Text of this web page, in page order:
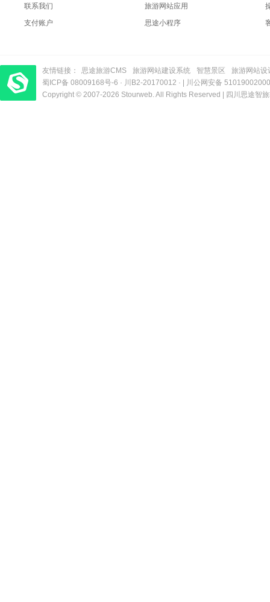
联系我们
支付账户
旅游网站应用
思途小程序
友情链接： 思途旅游CMS 旅游网站建设系统 智慧景区
旅游网站设
梦旅程酒店管理系统
​| 运营支持：创旅云营销​
蜀ICP备 08009168号-6 · 川B2-20170012 · |
川公网安备
Copyright © 2007-2026 Stourweb. All Rights Reserved | 四川思途智